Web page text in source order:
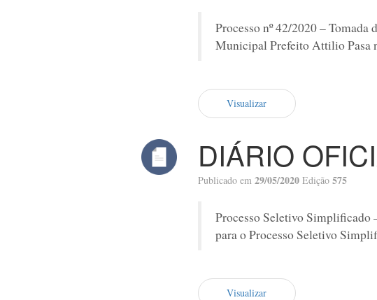
Processo nº 42/2020 –
Municipal Prefeito Attilio Pasa
Visualizar
DIÁRIO
Publicado em 29/05/2020 Edição 575
Processo Seletivo Simplificado
para o Processo Seletivo
Visualizar